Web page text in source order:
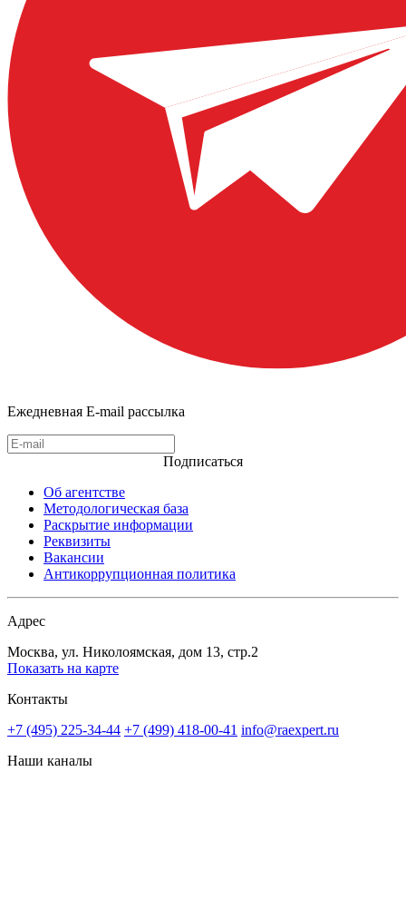
Ежедневная E-mail рассылка
Подписаться
Об агентстве
Методологическая база
Раскрытие информации
Реквизиты
Вакансии
Антикоррупционная политика
Адрес
Москва, ул. Николоямская, дом 13, стр.2
Показать на карте
Контакты
+7 (495) 225-34-44 +7 (499) 418-00-41 info@raexpert.ru
Наши каналы